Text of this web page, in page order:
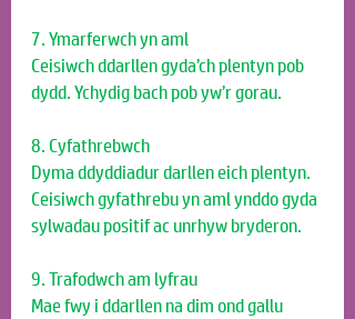
7. Ymarferwch yn aml
Ceisiwch ddarllen gyda’ch plentyn pob
dydd. Ychydig bach pob yw’r gorau.
8. Cyfathrebwch
Dyma ddyddiadur darllen eich plentyn.
Ceisiwch gyfathrebu yn aml ynddo gyda
sylwadau positif ac unrhyw bryderon.
9. Trafodwch am lyfrau
Mae fwy i ddarllen na dim ond gallu